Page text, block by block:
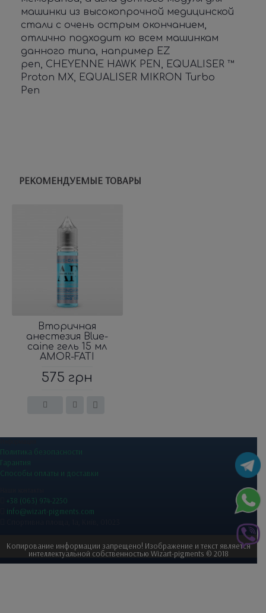
машинки из высокопрочной медицинской
стали с очень острым окончанием,
отлично подходит ко всем машинкам
данного типа, например EZ
pen, CHEYENNE HAWK PEN, EQUALISER ™
Proton MX, EQUALISER MIKRON Turbo
Pen
РЕКОМЕНДУЕМЫЕ ТОВАРЫ
Вторичная
анестезия Blue-
caine гель 15 мл
AMOR-FATI
575 грн
Политика безопасности
Гарантия
Способы оплаты и доставки
+38 (063) 974-2250
info@wizart-pigments.com
Копирование информации запрещено! Изображение и текст является
интеллектуальной собственностью Wizart-pigments © 2018